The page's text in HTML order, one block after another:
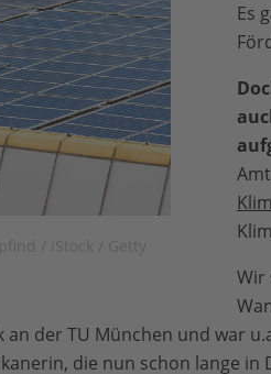
Es
Wir
der TU München und war
die nun schon lange